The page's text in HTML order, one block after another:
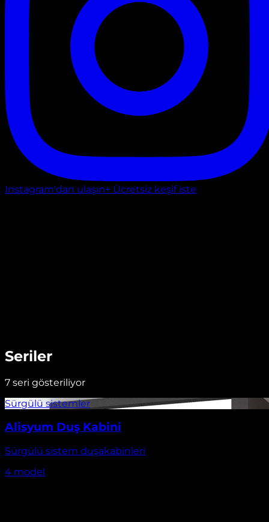
Instagram'dan ulaşın+ Ücretsiz keşif iste
Seriler
7 seri gösteriliyor
Alisyum Duş Kabini
Sürgülü sistem duşakabinleri
4 model